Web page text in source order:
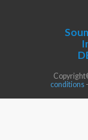
conditions -